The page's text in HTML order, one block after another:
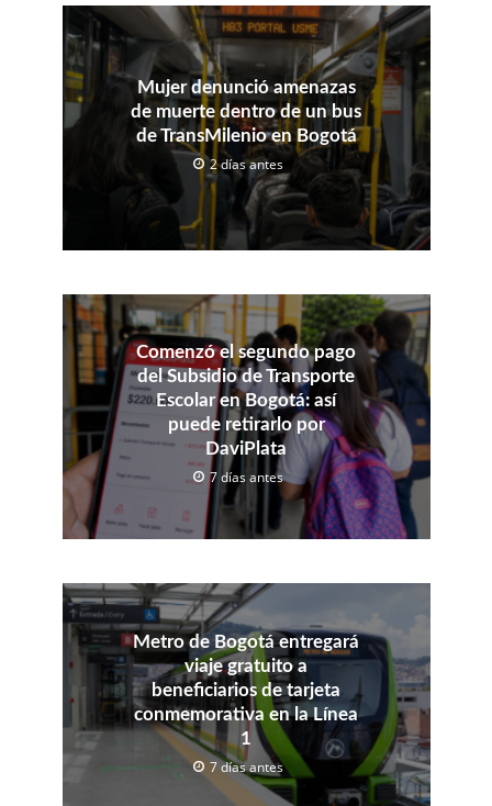
Mujer denunció amenazas
de muerte dentro de un bus
de TransMilenio en Bogotá
2 días antes
Comenzó el segundo pago
del Subsidio de Transporte
Escolar en Bogotá: así
puede retirarlo por
DaviPlata
7 días antes
Metro de Bogotá entregará
viaje gratuito a
beneficiarios de tarjeta
conmemorativa en la Línea
1
7 días antes